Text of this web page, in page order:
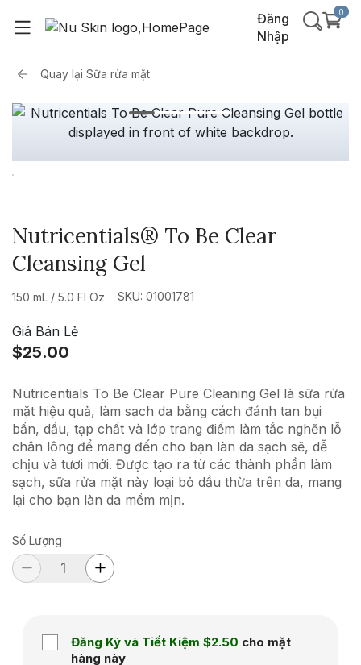
Đăng
Nhập
0
Quay lại Sữa rửa mặt
Nutricentials® To Be Clear
Cleansing Gel
150 mL / 5.0 Fl Oz SKU: 01001781
Giá Bán Lẻ
$25.00
Nutricentials To Be Clear Pure Cleaning Gel là sữa rửa
mặt hiệu quả, làm sạch da bằng cách đánh tan bụi
bẩn, dầu, tạp chất và lớp trang điểm làm tắc nghẽn lỗ
chân lông để mang đến cho bạn làn da sạch sẽ, dễ
chịu và tươi mới. Được tạo ra từ các thành phần làm
sạch, sữa rửa mặt này loại bỏ dầu thừa trên da, mang
lại cho bạn làn da mềm mịn.
Số Lượng
Đăng Ký và Tiết Kiệm $2.50 cho mặt
hàng này